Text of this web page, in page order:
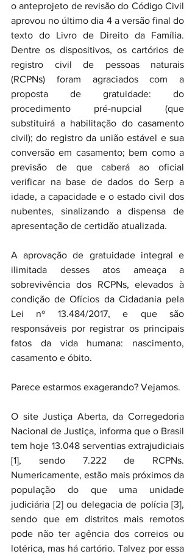
o anteprojeto de revisão do Código Civil
aprovou no último dia 4 a versão final do
texto do Livro de Direito da Família.
Dentre os dispositivos, os cartórios de
registro civil de pessoas naturais
(RCPNs) foram agraciados com a
proposta de gratuidade: do
procedimento pré-nupcial (que
substituirá a habilitação do casamento
civil); do registro da união estável e sua
conversão em casamento; bem como a
previsão de que caberá ao oficial
verificar na base de dados do Serp a
idade, a capacidade e o estado civil dos
nubentes, sinalizando a dispensa de
apresentação de certidão atualizada.
A aprovação de gratuidade integral e
ilimitada desses atos ameaça a
sobrevivência dos RCPNs, elevados à
condição de Ofícios da Cidadania pela
Lei nº 13.484/2017, e que são
responsáveis por registrar os principais
fatos da vida humana: nascimento,
casamento e óbito.
Parece estarmos exagerando? Vejamos.
O site Justiça Aberta, da Corregedoria
Nacional de Justiça, informa que o Brasil
tem hoje 13.048 serventias extrajudiciais
[1], sendo 7.222 de RCPNs.
Numericamente, estão mais próximos da
população do que uma unidade
judiciária [2] ou delegacia de polícia [3],
sendo que em distritos mais remotos
pode não ter agência dos correios ou
lotérica, mas há cartório. Talvez por essa